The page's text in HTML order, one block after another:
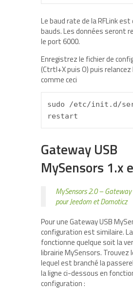
Le baud rate de la RFLink est
bauds. Les données seront
le port 6000.
Enregistrez le fichier de
(Ctrtl+X puis O) puis relancez
comme ceci
sudo /etc/init.d/
restart
Gateway USB
MySensors 1.x
MySensors 2.0 –
pour Jeedom et Domoticz
Pour une Gateway USB
configuration est similaire.
fonctionne quelque soit la
librairie MySensors. Trouvez
lequel est branché la
la ligne ci-dessous en
configuration :